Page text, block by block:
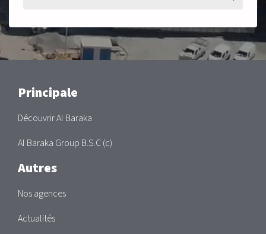
Main
Principale
Découvrir Al Baraka
Al Baraka Group B.S.C (c)
Autres
Nos agences
Actualités